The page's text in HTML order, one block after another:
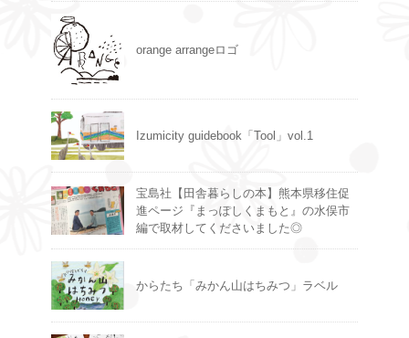
orange arrangeロゴ
Izumicity guidebook「Tool」vol.1
宝島社【田舎暮らしの本】熊本県移住促
進ページ『まっぽしくまもと』の水俣市
編で取材してくださいました◎
からたち「みかん山はちみつ」ラベル